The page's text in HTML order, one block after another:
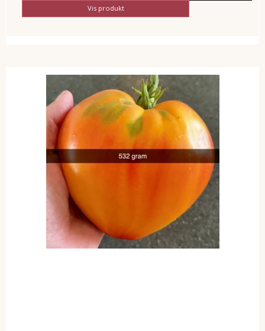
Vis produkt